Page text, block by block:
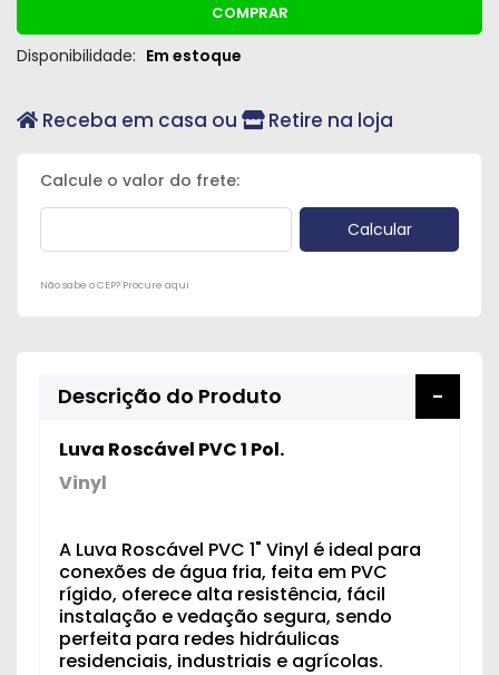
COMPRAR
Disponibilidade: Em estoque
Receba em casa ou Retire na loja
Não sabe o CEP? Procure aqui
Descrição do Produto
Luva Roscável PVC 1 Pol.
Vinyl
A Luva Roscável PVC 1" Vinyl é ideal para
conexões de água fria, feita em PVC
rígido, oferece alta resistência, fácil
instalação e vedação segura, sendo
perfeita para redes hidráulicas
residenciais, industriais e agrícolas.